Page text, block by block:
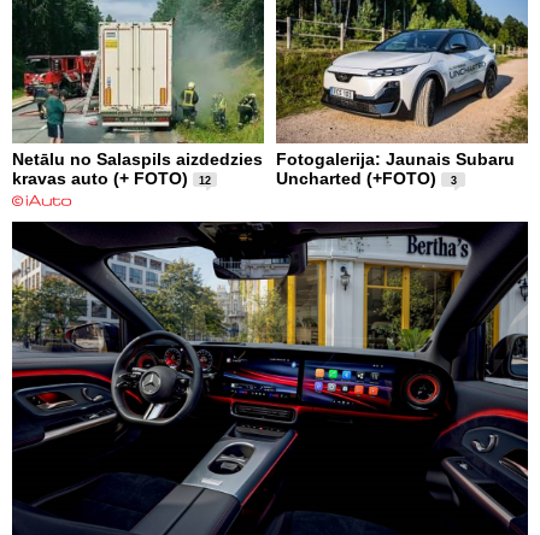
Netālu no Salaspils aizdedzies
kravas auto (+ FOTO)
12
Fotogalerija: Jaunais Subaru
Uncharted (+FOTO)
3